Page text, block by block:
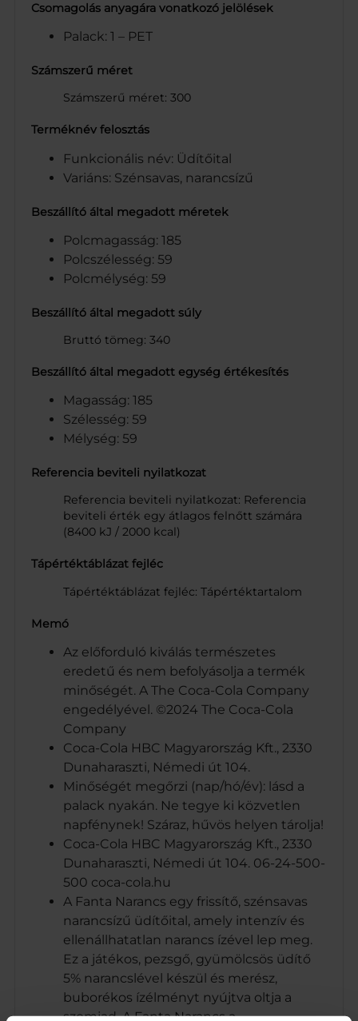
Csomagolás anyagára vonatkozó jelölések
Palack: 1 – PET
Számszerű méret
Számszerű méret: 300
Terméknév felosztás
Funkcionális név: Üdítőital
Variáns: Szénsavas, narancsízű
Beszállító által megadott méretek
Polcmagasság: 185
Polcszélesség: 59
Polcmélység: 59
Beszállító által megadott súly
Bruttó tömeg: 340
Beszállító által megadott egység értékesítés
Magasság: 185
Szélesség: 59
Mélység: 59
Referencia beviteli nyilatkozat
Referencia beviteli nyilatkozat: Referencia
beviteli érték egy átlagos felnőtt számára
(8400 kJ / 2000 kcal)
Tápértéktáblázat fejléc
Tápértéktáblázat fejléc: Tápértéktartalom
Memó
Az előforduló kiválás természetes
eredetű és nem befolyásolja a termék
minőségét. A The Coca-Cola Company
engedélyével. ©2024 The Coca-Cola
Company
Coca-Cola HBC Magyarország Kft., 2330
Dunaharaszti, Némedi út 104.
Minőségét megőrzi (nap/hó/év): lásd a
palack nyakán. Ne tegye ki közvetlen
napfénynek! Száraz, hűvös helyen tárolja!
Coca-Cola HBC Magyarország Kft., 2330
Dunaharaszti, Némedi út 104. 06-24-500-
500 coca-cola.hu
A Fanta Narancs egy frissítő, szénsavas
narancsízű üdítőital, amely intenzív és
ellenállhatatlan narancs ízével lep meg.
Ez a játékos, pezsgő, gyümölcsös üdítő
5% narancslével készül és merész,
buborékos ízélményt nyújtva oltja a
szomjad. A Fanta Narancs a